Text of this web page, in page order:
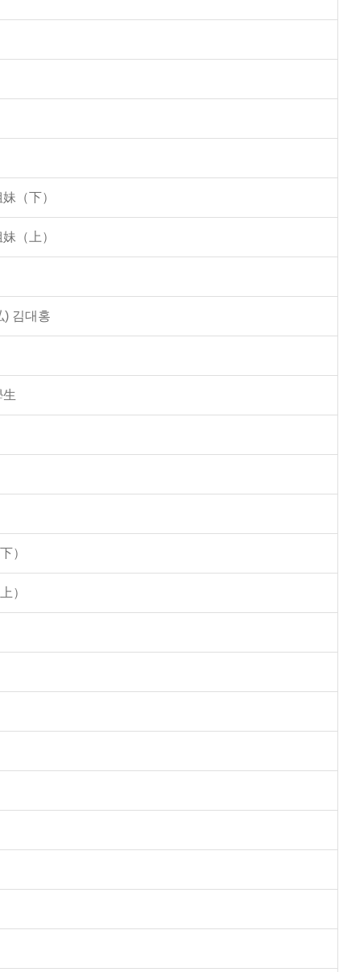
（下）
（上）
) 김대홍
生
）
）